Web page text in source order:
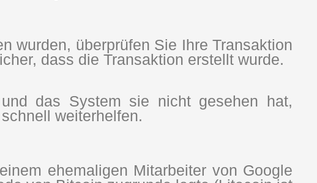
wurden, überprüfen Sie Ihre Transaktion
dass die Transaktion erstellt wurde.
das System sie nicht gesehen hat,
weiterhelfen.
ehemaligen Mitarbeiter von Google